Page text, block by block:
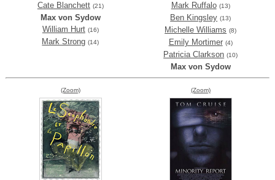
Cate Blanchett (21)
Max von Sydow
William Hurt (16)
Mark Strong (14)
Mark Ruffalo (13)
Ben Kingsley (13)
Michelle Williams (8)
Emily Mortimer (4)
Patricia Clarkson (10)
Max von Sydow
(Zoom) (Zoom)